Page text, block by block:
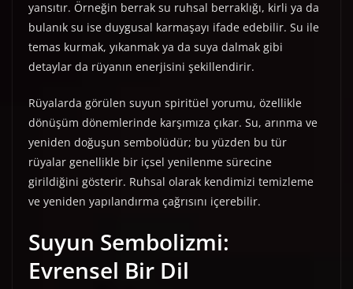
yansıtır. Örneğin berrak su ruhsal berraklığı, kirli ya da
bulanık su ise duygusal karmaşayı ifade edebilir. Su ile
temas kurmak, yıkanmak ya da suya dalmak gibi
detaylar da rüyanın enerjisini şekillendirir.
Rüyalarda görülen suyun spiritüel yorumu, özellikle
dönüşüm dönemlerinde karşımıza çıkar. Su, arınma ve
yeniden doğuşun sembolüdür; bu yüzden bu tür
rüyalar genellikle bir içsel yenilenme sürecine
girildiğini gösterir. Ruhsal olarak kendimizi temizleme
ve yeniden yapılandırma çağrısını içerebilir.
Suyun Sembolizmi:
Evrensel Bir Dil